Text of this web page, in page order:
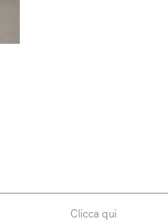
Clicca qui